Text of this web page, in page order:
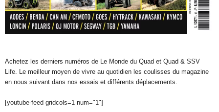
Achetez les derniers numéros de Le Monde du Quad et Quad & SSV
Life. Le meilleur moyen de vivre au quotidien les coulisses du magazine
en nous suivant dans nos essais et différents déplacements.
[youtube-feed gridcols=1 num="1"]